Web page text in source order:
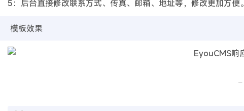
5：后台直接修改联系方式、传真、邮箱、地址等，修改更加方便。
模板效果